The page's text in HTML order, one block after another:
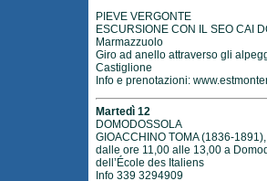
PIEVE VERGONTE
ESCURSIONE CON IL SEO CAI
Marmazzuolo
Giro ad anello attraverso gli
Castiglione
Info e prenotazioni:
Martedì 12
DOMODOSSOLA
GIOACCHINO TOMA (1836-
dalle ore 11,00 alle 13,00 a
dell’École des Italiens
Info 339 3294909